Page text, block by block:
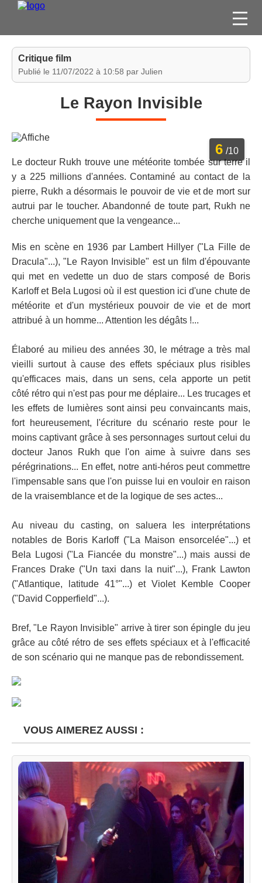
FILMS
JEUX VIDÉO
ESPACE
MEMBRE
Critique film
Publié le 11/07/2022 à 10:58 par Julien
Le Rayon Invisible
6 /10
Le docteur Rukh trouve une météorite tombée sur terre il
y a 225 millions d'années. Contaminé au contact de la
pierre, Rukh a désormais le pouvoir de vie et de mort sur
autrui par le toucher. Abandonné de toute part, Rukh ne
cherche uniquement que la vengeance...
Mis en scène en 1936 par Lambert Hillyer ("La Fille de
Dracula"...), "Le Rayon Invisible" est un film d'épouvante
qui met en vedette un duo de stars composé de Boris
Karloff et Bela Lugosi où il est question ici d'une chute de
météorite et d'un mystérieux pouvoir de vie et de mort
attribué à un homme... Attention les dégâts !...
Élaboré au milieu des années 30, le métrage a très mal
vieilli surtout à cause des effets spéciaux plus risibles
qu'efficaces mais, dans un sens, cela apporte un petit
côté rétro qui n'est pas pour me déplaire... Les trucages et
les effets de lumières sont ainsi peu convaincants mais,
fort heureusement, l'écriture du scénario reste pour le
moins captivant grâce à ses personnages surtout celui du
docteur Janos Rukh que l'on aime à suivre dans ses
pérégrinations... En effet, notre anti-héros peut commettre
l'impensable sans que l'on puisse lui en vouloir en raison
de la vraisemblance et de la logique de ses actes...
Au niveau du casting, on saluera les interprétations
notables de Boris Karloff ("La Maison ensorcelée"...) et
Bela Lugosi ("La Fiancée du monstre"...) mais aussi de
Frances Drake ("Un taxi dans la nuit"...), Frank Lawton
("Atlantique, latitude 41°"...) et Violet Kemble Cooper
("David Copperfield"...).
Bref, "Le Rayon Invisible" arrive à tirer son épingle du jeu
grâce au côté rétro de ses effets spéciaux et à l'efficacité
de son scénario qui ne manque pas de rebondissement.
VOUS AIMEREZ AUSSI :